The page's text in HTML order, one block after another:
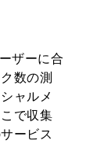
ザーに合
数の測
ャルメ
で収集
ービス